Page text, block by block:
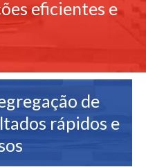
eficientes e
de
rápidos e